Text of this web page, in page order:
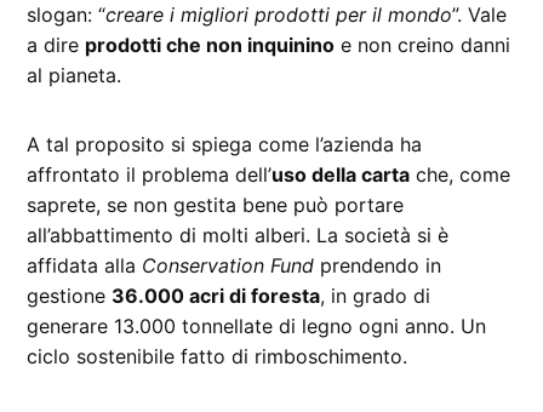
slogan: “creare i migliori prodotti per il mondo”. Vale
a dire prodotti che non inquinino e non creino danni
al pianeta.
A tal proposito si spiega come l’azienda ha
affrontato il problema dell’uso della carta che, come
saprete, se non gestita bene può portare
all’abbattimento di molti alberi. La società si è
affidata alla Conservation Fund prendendo in
gestione 36.000 acri di foresta, in grado di
generare 13.000 tonnellate di legno ogni anno. Un
ciclo sostenibile fatto di rimboschimento.